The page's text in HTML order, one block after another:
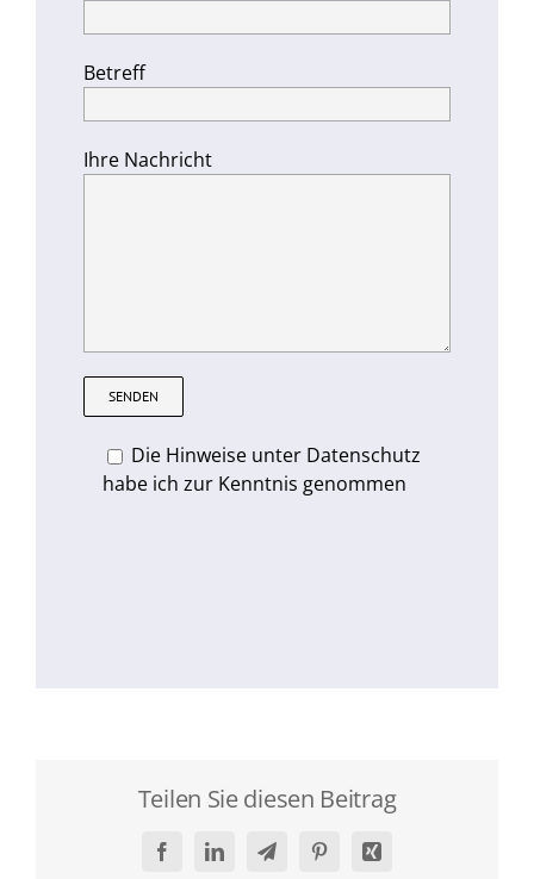
Betreff
Ihre Nachricht
Die Hinweise unter Datenschutz
habe ich zur Kenntnis genommen
Teilen Sie diesen Beitrag
FacebookLinkedInTelegramPinterestXing